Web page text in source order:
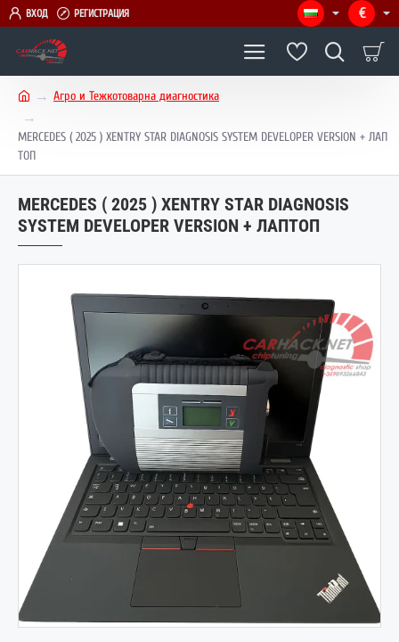
ВХОД РЕГИСТРАЦИЯ €
Агро и Тежкотоварна диагностика
MERCEDES ( 2025 ) XENTRY STAR DIAGNOSIS SYSTEM DEVELOPER VERSION + ЛАП
ТОП
MERCEDES ( 2025 ) XENTRY STAR DIAGNOSIS
SYSTEM DEVELOPER VERSION + ЛАПТОП